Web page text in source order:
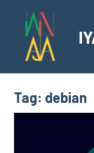
content
YAng
Tag: debian